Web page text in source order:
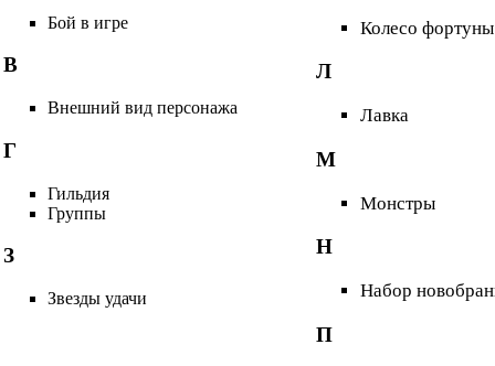
Бой в игре
В
Внешний вид персонажа
Г
Гильдия
Группы
З
Звезды удачи
Колесо фортуны
Л
Лавка
М
Монстры
Н
Набор
П